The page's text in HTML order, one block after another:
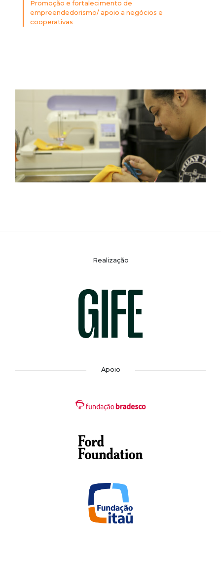
Promoção e fortalecimento de
empreendedorismo/ apoio a negócios e
cooperativas
Realização
Apoio